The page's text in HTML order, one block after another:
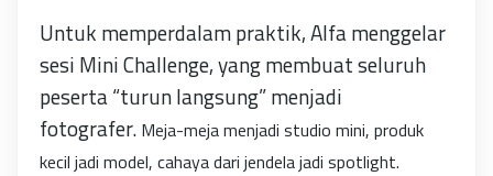
Untuk memperdalam praktik, Alfa menggelar
sesi Mini Challenge, yang membuat seluruh
peserta “turun langsung” menjadi
fotografer. Meja-meja menjadi studio mini, produk
kecil jadi model, cahaya dari jendela jadi spotlight.